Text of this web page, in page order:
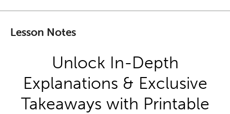
Lesson Notes
Unlock In-Depth
Explanations & Exclusive
Takeaways with Printable